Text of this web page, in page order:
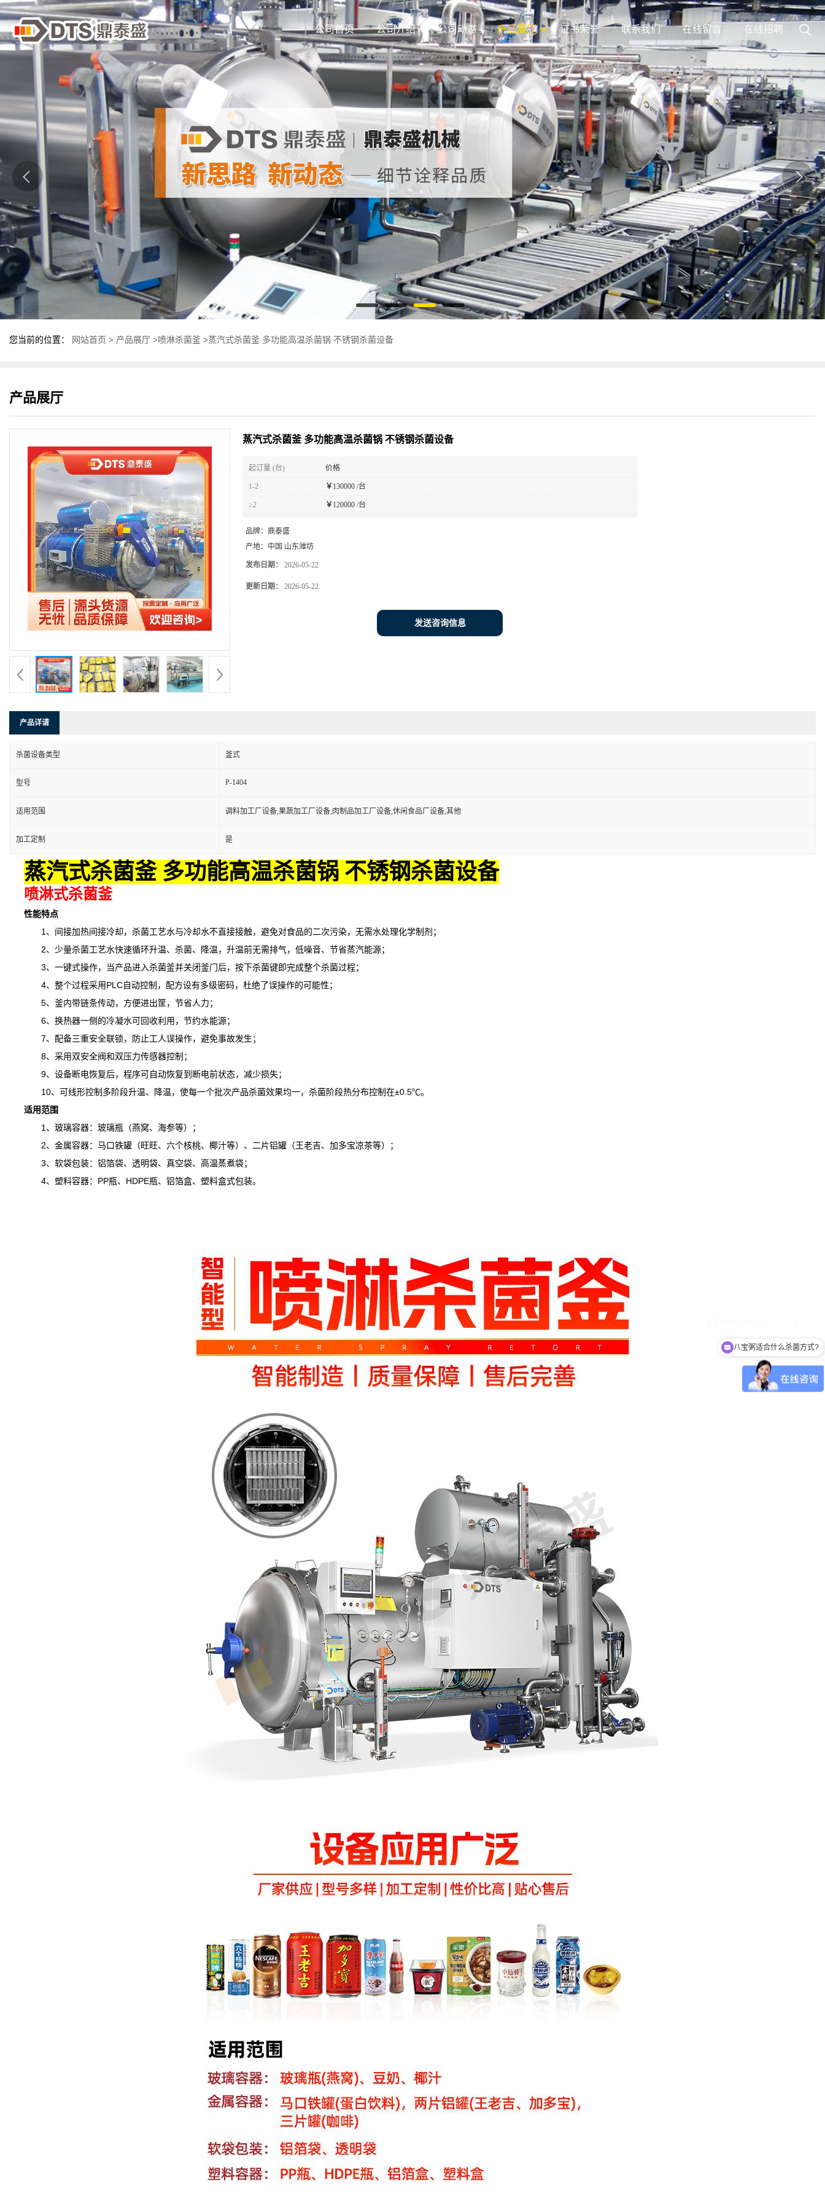
公司首页 公司介绍 公司动态 产品展厅 证书荣誉 联系我们 在线留言 在线招聘
您当前的位置： 网站首页 > 产品展厅 >喷淋杀菌釜 >蒸汽式杀菌釜 多功能高温杀菌锅 不锈钢杀菌设备
产品展厅
蒸汽式杀菌釜 多功能高温杀菌锅 不锈钢杀菌设备
起订量 (台) 价格
1-2 ￥ 130000 /台
≥2 ￥ 120000 /台
品牌： 鼎泰盛
产地： 中国 山东潍坊
发布日期： 2026-05-22
更新日期： 2026-05-22
发送咨询信息
产品详请
杀菌设备类型 釜式
型号 P-1404
适用范围 调料加工厂设备,果蔬加工厂设备,肉制品加工厂设备,休闲食品厂设备,其他
加工定制 是
蒸汽式杀菌釜 多功能高温杀菌锅 不锈钢杀菌设备
喷淋式杀菌釜
性能特点
1、间接加热间接冷却，杀菌工艺水与冷却水不直接接触，避免对食品的二次污染，无需水处理化学制剂；
2、少量杀菌工艺水快速循环升温、杀菌、降温，升温前无需排气，低噪音、节省蒸汽能源；
3、一键式操作，当产品进入杀菌釜并关闭釜门后，按下杀菌键即完成整个杀菌过程；
4、整个过程采用PLC自动控制，配方设有多级密码，杜绝了误操作的可能性；
5、釜内带链条传动，方便进出筐，节省人力；
6、换热器一侧的冷凝水可回收利用，节约水能源；
7、配备三重安全联锁，防止工人误操作，避免事故发生；
8、采用双安全阀和双压力传感器控制；
9、设备断电恢复后，程序可自动恢复到断电前状态，减少损失；
10、可线形控制多阶段升温、降温， 使每一个批次产品杀菌效果均一，杀菌阶段热分布控制在±0.5℃。
适用范围
1、玻璃容器：玻璃瓶（燕窝、海参等）；
2、金属容器：马口铁罐（旺旺、六个核桃、椰汁等）、二片铝罐（王老吉、加多宝凉茶等）；
3、软袋包装：铝箔袋、透明袋、真空袋、高温蒸煮袋；
4、塑料容器：PP瓶、HDPE瓶、铝箔盒、塑料盒式包装。
八宝粥适合什么杀菌方式?